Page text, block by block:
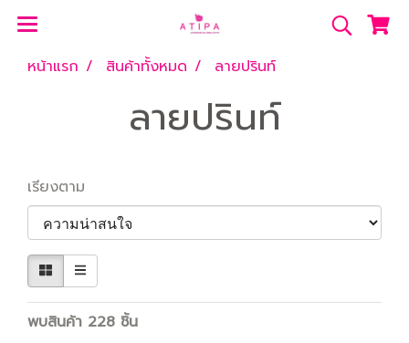
หน้าแรก สินค้าทั้งหมด ลายปรินท์
ลายปรินท์
เรียงตาม
พบสินค้า 228 ชิ้น